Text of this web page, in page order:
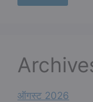
ऑगस्ट 2026